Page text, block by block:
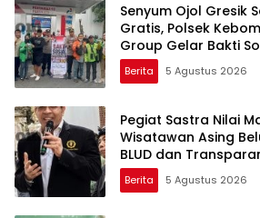
Senyum Ojol Gresik
Gratis, Polsek
Group Gelar Bakti
Berita 5 Agustus 2026
Pegiat Sastra Nilai
Wisatawan Asing
BLUD dan
Berita 5 Agustus 2026